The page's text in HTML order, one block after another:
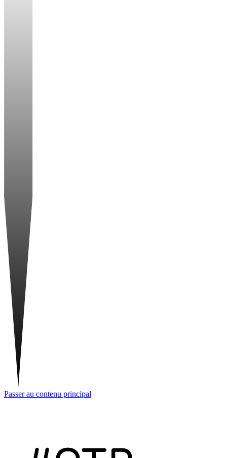
Passer au contenu principal